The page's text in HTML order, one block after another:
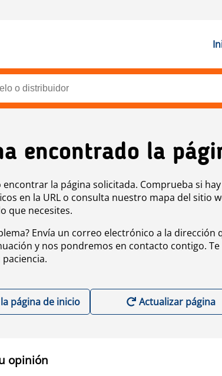
encontrado la
encontrar la página solicitada. Comprueba si hay
en la URL o consulta nuestro mapa del sitio
que necesites.
Envía un correo electrónico a la dirección
y nos pondremos en contacto contigo. Te
página de inicio Actualizar página
opinión